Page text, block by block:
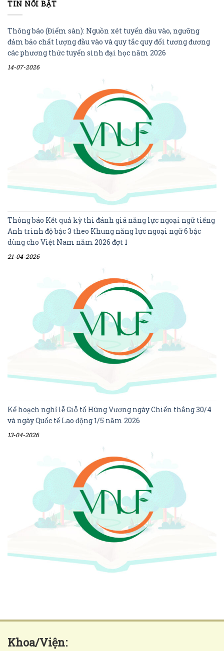
TIN NỔI BẬT
Thông báo (Điểm sàn): Nguồn xét tuyển đầu vào, ngưỡng
đảm bảo chất lượng đầu vào và quy tắc quy đổi tương đương
các phương thức tuyển sinh đại học năm 2026
14-07-2026
Thông báo Kết quả kỳ thi đánh giá năng lực ngoại ngữ tiếng
Anh trình độ bậc 3 theo Khung năng lực ngoại ngữ 6 bậc
dùng cho Việt Nam năm 2026 đợt 1
21-04-2026
Kế hoạch nghỉ lễ Giỗ tổ Hùng Vương ngày Chiến thắng 30/4
và ngày Quốc tế Lao động 1/5 năm 2026
13-04-2026
Khoa/Viện: